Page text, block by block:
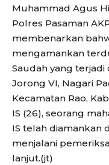
Muhammad Agus
Polres Pasaman
membenarkan
mengamankan
Saudah yang
Jorong VI, Nagari
Kecamatan Rao,
IS (26), seorang
IS telah diamankan
menjalani
lanjut.(jt)